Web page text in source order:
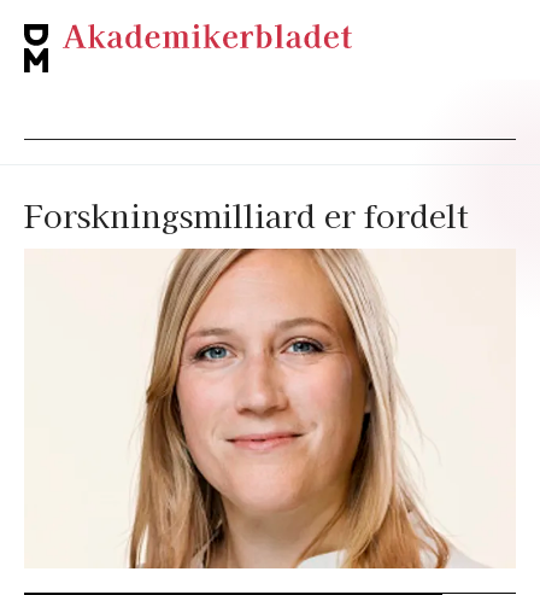
Forskningsmilliard er fordelt